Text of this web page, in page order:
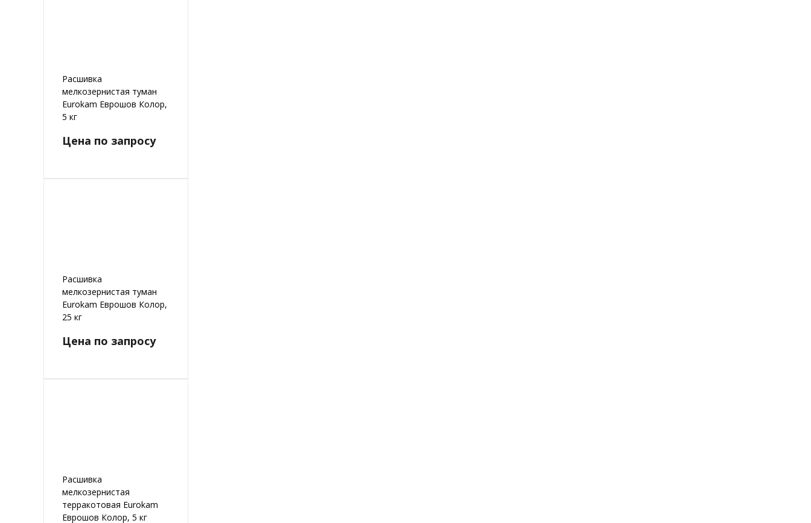
Расшивка
мелкозернистая туман
Eurokam Еврошов Колор,
5 кг
Цена по запросу
Расшивка
мелкозернистая туман
Eurokam Еврошов Колор,
25 кг
Цена по запросу
Расшивка
мелкозернистая
терракотовая Eurokam
Еврошов Колор, 5 кг